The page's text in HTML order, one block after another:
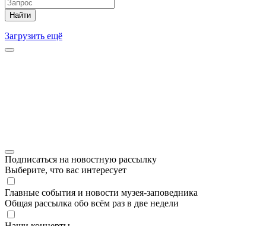
Найти
Загрузить ещё
Подписаться на новостную рассылку
Выберите, что вас интересует
Главные события и новости музея-заповедника
Общая рассылка обо всём раз в две недели